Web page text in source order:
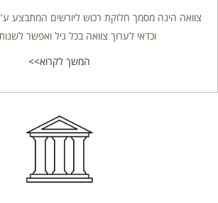
צוואה הינה מסמך חלוקת רכוש ליורשים המתבצע
וכדאי לערוך צוואה בכל גיל ואפשר
המשך לקרוא>>